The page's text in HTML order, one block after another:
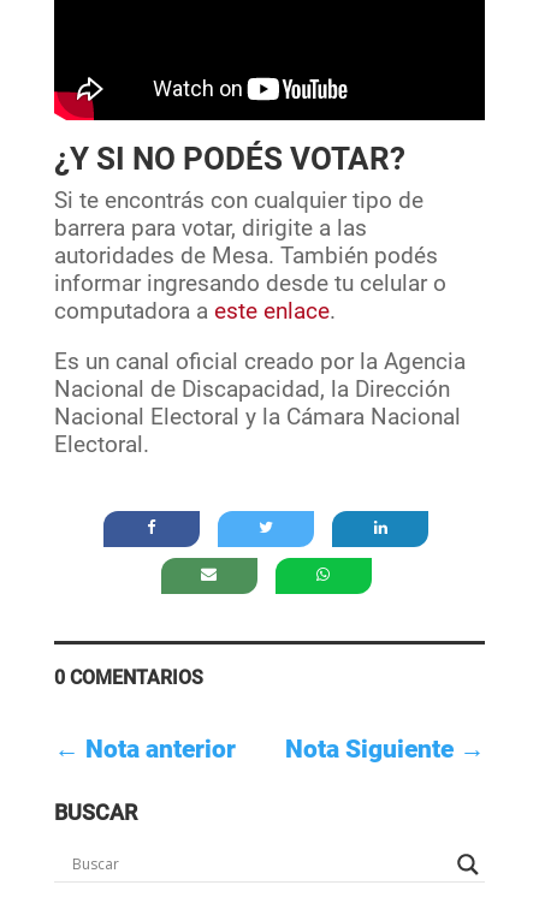
¿Y SI NO PODÉS VOTAR?
Si te encontrás con cualquier tipo de
barrera para votar, dirigite a las
autoridades de Mesa. También podés
informar ingresando desde tu celular o
computadora a este enlace.
Es un canal oficial creado por la Agencia
Nacional de Discapacidad, la Dirección
Nacional Electoral y la Cámara Nacional
Electoral.
0 COMENTARIOS
← Nota anterior Nota Siguiente →
BUSCAR